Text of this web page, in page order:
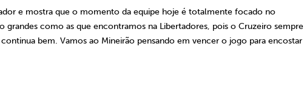
e mostra que o momento da equipe hoje é totalmente focado no
grandes como as que encontramos na Libertadores, pois o Cruzeiro sempre
bem. Vamos ao Mineirão pensando em vencer o jogo para encostar